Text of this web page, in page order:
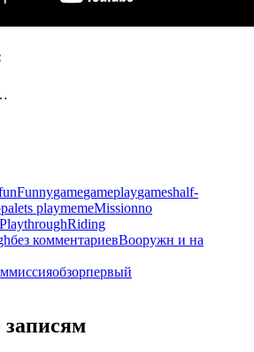
Funnygamegameplaygameshalf-
lets playmemeMissionno
PlaythroughRiding
без комментариевВооружн и на
миссияобзорпервый